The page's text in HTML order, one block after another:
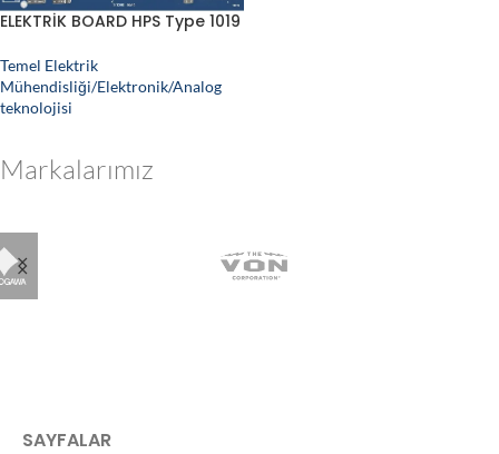
ELEKTRİK BOARD HPS Type 1019
Temel Elektrik
Mühendisliği/Elektronik/Analog
teknolojisi
Markalarımız
SAYFALAR